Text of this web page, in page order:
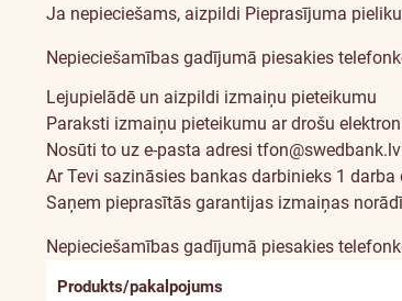
Ja nepieciešams, aizpildi Pieprasījuma
Nepieciešamības gadījumā piesakies
Lejupielādē un aizpildi izmaiņu pieteikumu
Paraksti izmaiņu pieteikumu ar drošu
Nosūti to uz e-pasta adresi tfon@swedbank.lv
Ar Tevi sazināsies bankas darbinieks 1 darba
Saņem pieprasītās garantijas izmaiņas
Nepieciešamības gadījumā piesakies
Produkts/pakalpojums